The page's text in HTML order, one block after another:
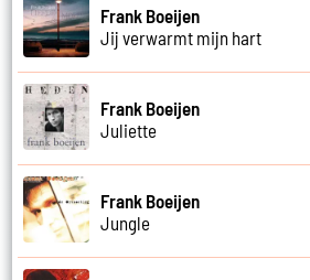
Frank Boeijen
Jij verwarmt mijn hart
Frank Boeijen
Juliette
Frank Boeijen
Jungle